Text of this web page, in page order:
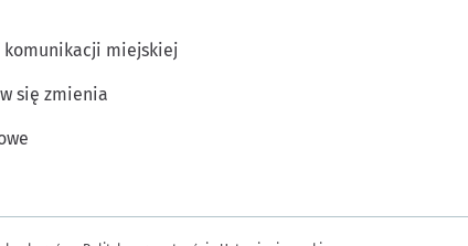
komunikacji miejskiej
się zmienia